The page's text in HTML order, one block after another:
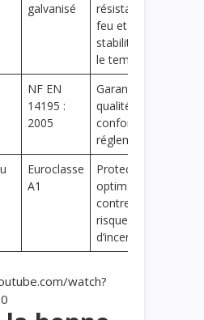
galvanisé
résistance au
feu et
stabilité dans
le temps
NF EN
14195 :
2005
Garantie de
qualité et de
conformité
réglementaire
Euroclasse
A1
Protection
optimale
contre les
risques
d’incendie
watch?